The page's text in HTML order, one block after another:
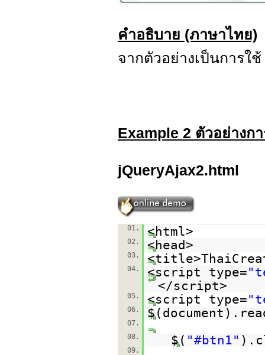
คำอธิบาย (ภาษาไทย)
จากตัวอย่างเป็นการใช้
Example 2 ตัวอย่างก
jQueryAjax2.html
01. <html>
02. <head>
03.
04. <script type=
</script>
05. <script type=
06.
07.
08.
$( "#btn1"
09.